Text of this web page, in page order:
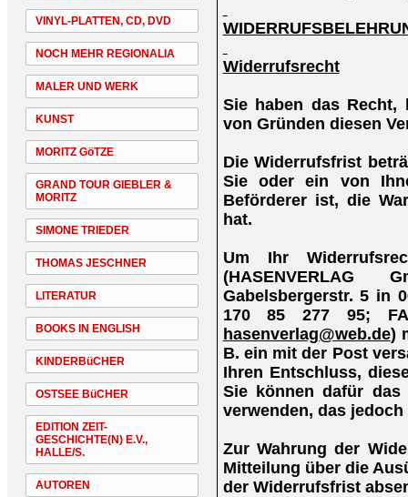
VINYL-PLATTEN, CD, DVD
NOCH MEHR REGIONALIA
MALER UND WERK
KUNST
MORITZ GöTZE
GRAND TOUR GIEBLER &
MORITZ
SIMONE TRIEDER
THOMAS JESCHNER
LITERATUR
BOOKS IN ENGLISH
KINDERBüCHER
OSTSEE BüCHER
EDITION ZEIT-
GESCHICHTE(N) E.V.,
HALLE/S.
AUTOREN
Widerrufsrecht
Sie haben das Recht,
von Gründen diesen
Die Widerrufsfrist
Sie oder ein von
Beförderer ist, die
hat.
Um Ihr
Gabelsbergerstr. 5 in
170 85 277 95;
hasenverlag@web.de)
B. ein mit der Post
Ihren Entschluss,
Sie können dafür das
verwenden, das
Zur Wahrung der
Mitteilung über die
der Widerrufsfrist